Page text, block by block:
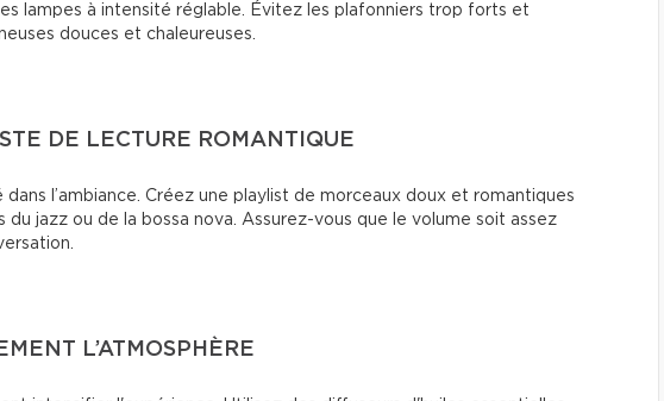
lampes à intensité réglable. Évitez les plafonniers trop forts et
douces et chaleureuses.
DE LECTURE ROMANTIQUE
dans l’ambiance. Créez une playlist de morceaux doux et romantiques
du jazz ou de la bossa nova. Assurez-vous que le volume soit assez
L’ATMOSPHÈRE